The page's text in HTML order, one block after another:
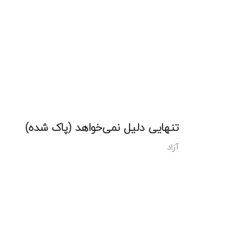
آزاد
تنهایی دلیل نمی‌خواهد (پاک شده)